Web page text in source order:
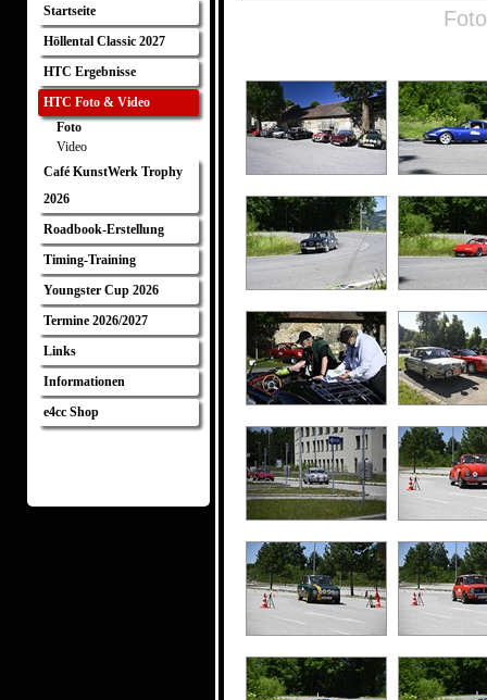
Startseite
Höllental Classic 2027
HTC Ergebnisse
HTC Foto & Video
Foto
Video
Café KunstWerk Trophy
2026
Roadbook-Erstellung
Timing-Training
Youngster Cup 2026
Termine 2026/2027
Links
Informationen
e4cc Shop